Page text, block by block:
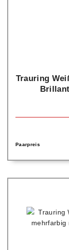
Trauring
Paarpreis